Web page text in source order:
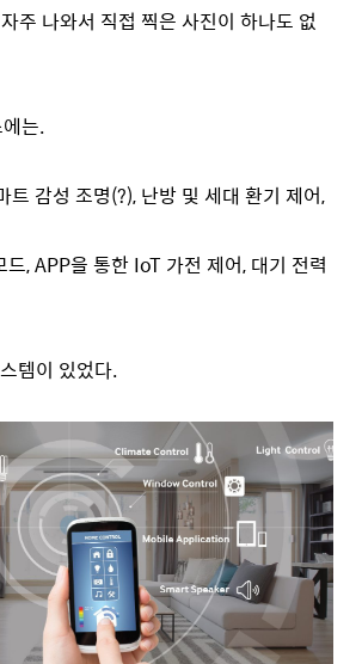
주 나와서 직접 찍은 사진이 하나도 없
는.
트 감성 조명(?), 난방 및 세대 환기 제어,
, APP을 통한 IoT 가전 제어, 대기 전력
템이 있었다.